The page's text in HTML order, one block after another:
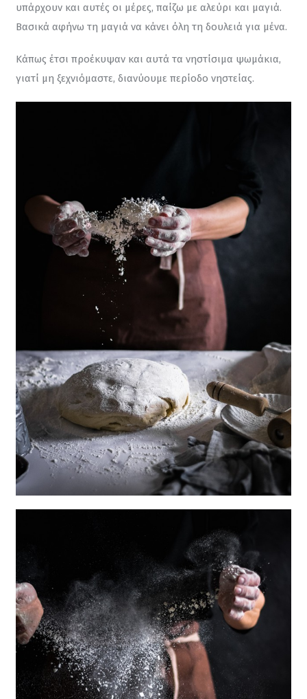
υπάρχουν και αυτές οι μέρες, παίζω με αλεύρι και μαγιά.
Βασικά αφήνω τη μαγιά να κάνει όλη τη δουλειά για μένα.
Κάπως έτσι προέκυψαν και αυτά τα νηστίσιμα ψωμάκια,
γιατί μη ξεχνιόμαστε, διανύουμε περίοδο νηστείας.